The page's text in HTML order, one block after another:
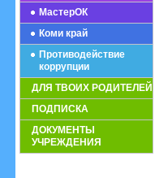
МастерОК
Коми край
Противодействие
коррупции
ДЛЯ ТВОИХ РОДИТЕЛЕЙ
ПОДПИСКА
ДОКУМЕНТЫ
УЧРЕЖДЕНИЯ